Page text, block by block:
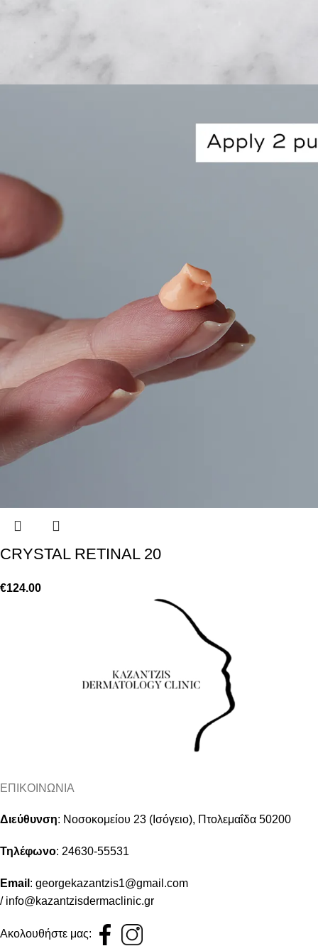
CRYSTAL RETINAL 20
€124.00
ΕΠΙΚΟΙΝΩΝΙΑ
Διεύθυνση: Νοσοκομείου 23 (Ισόγειο), Πτολεμαΐδα 50200
Τηλέφωνο: 24630-55531
Email : georgekazantzis1@gmail.com
/ info@kazantzisdermaclinic.gr
Ακολουθήστε μας: